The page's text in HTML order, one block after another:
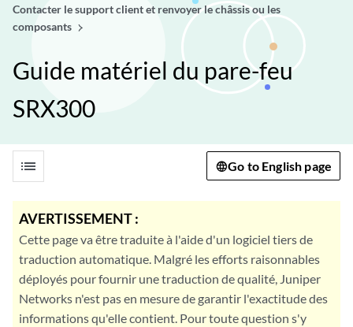
Contacter le support client et renvoyer le châssis ou les
composants
Guide matériel du pare-feu
SRX300
list Go to English page
AVERTISSEMENT :
Cette page va être traduite à l'aide d'un logiciel tiers de
traduction automatique. Malgré les efforts raisonnables
déployés pour fournir une traduction de qualité, Juniper
Networks n'est pas en mesure de garantir l'exactitude des
informations qu'elle contient. Pour toute question s'y